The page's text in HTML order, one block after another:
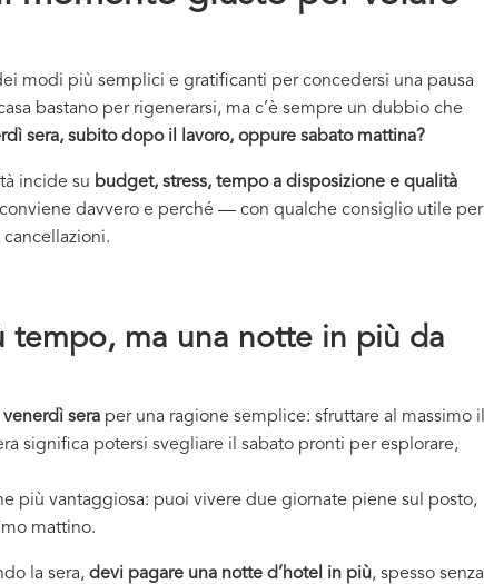
modi più semplici e gratificanti per concedersi una pausa
bastano per rigenerarsi, ma c’è sempre un dubbio che
sera, subito dopo il lavoro, oppure sabato mattina?
incide su budget, stress, tempo a disposizione e qualità
davvero e perché — con qualche consiglio utile per
tempo, ma una notte in più da
venerdì sera per una ragione semplice: sfruttare al massimo il
significa potersi svegliare il sabato pronti per esplorare,
più vantaggiosa: puoi vivere due giornate piene sul posto,
mattino.
la sera, devi pagare una notte d’hotel in più, spesso senza